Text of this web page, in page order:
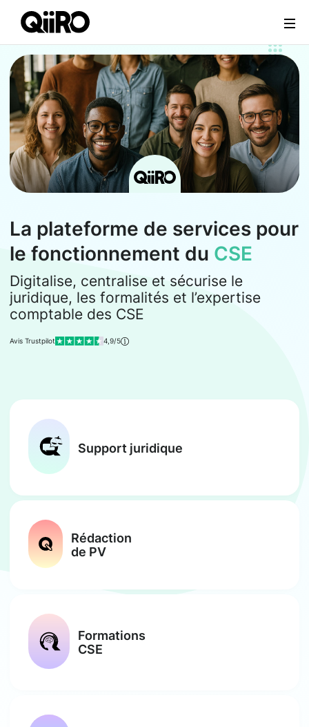
Webflow Homepage
La plateforme de services pour
le fonctionnement du CSE
Digitalise, centralise et sécurise le
juridique, les formalités et l’expertise
comptable des CSE
Avis Trustpilot 4,9/5
Support juridique
Rédaction
de PV
Formations
CSE